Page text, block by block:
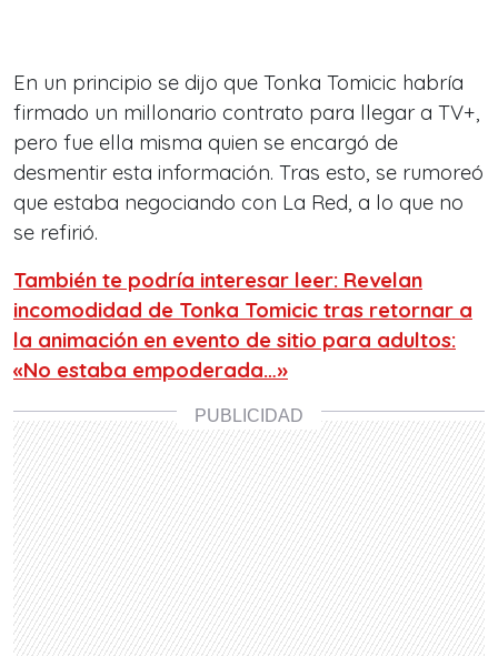
En un principio se dijo que Tonka Tomicic habría
firmado un millonario contrato para llegar a TV+,
pero fue ella misma quien se encargó de
desmentir esta información. Tras esto, se rumoreó
que estaba negociando con La Red, a lo que no
se refirió.
También te podría interesar leer: Revelan
incomodidad de Tonka Tomicic tras retornar a
la animación en evento de sitio para adultos:
«No estaba empoderada…»